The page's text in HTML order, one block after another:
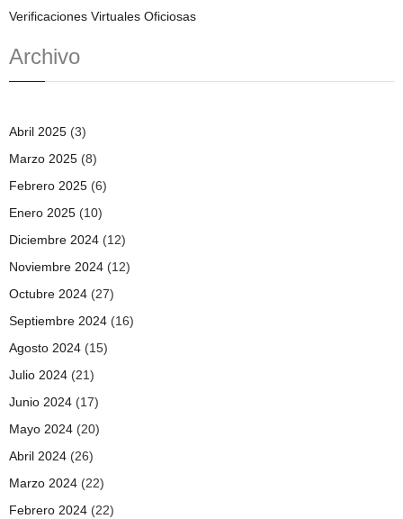
Verificaciones Virtuales Oficiosas
Archivo
Abril 2025 (3)
Marzo 2025 (8)
Febrero 2025 (6)
Enero 2025 (10)
Diciembre 2024 (12)
Noviembre 2024 (12)
Octubre 2024 (27)
Septiembre 2024 (16)
Agosto 2024 (15)
Julio 2024 (21)
Junio 2024 (17)
Mayo 2024 (20)
Abril 2024 (26)
Marzo 2024 (22)
Febrero 2024 (22)